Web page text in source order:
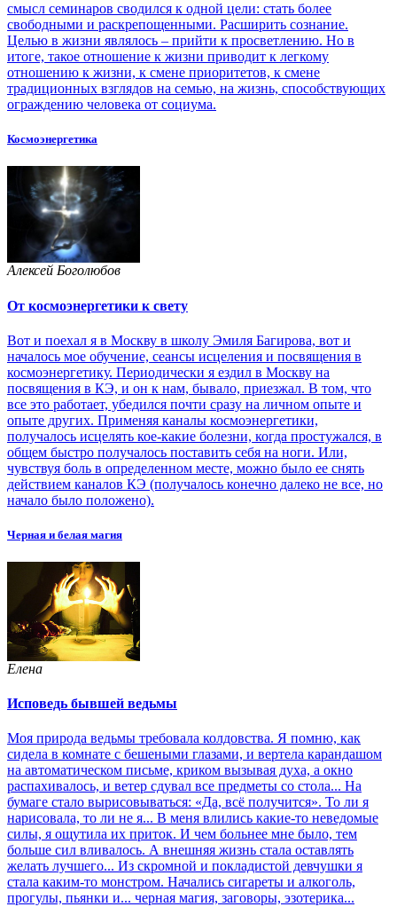
смысл семинаров сводился к одной цели: стать более
свободными и раскрепощенными. Расширить сознание.
Целью в жизни являлось – прийти к просветлению. Но в
итоге, такое отношение к жизни приводит к легкому
отношению к жизни, к смене приоритетов, к смене
традиционных взглядов на семью, на жизнь, способствующих
ограждению человека от социума.
Космоэнергетика
Алексей Боголюбов
От космоэнергетики к свету
Вот и поехал я в Москву в школу Эмиля Багирова, вот и
началось мое обучение, сеансы исцеления и посвящения в
космоэнергетику. Периодически я ездил в Москву на
посвящения в КЭ, и он к нам, бывало, приезжал. В том, что
все это работает, убедился почти сразу на личном опыте и
опыте других. Применяя каналы космоэнергетики,
получалось исцелять кое-какие болезни, когда простужался, в
общем быстро получалось поставить себя на ноги. Или,
чувствуя боль в определенном месте, можно было ее снять
действием каналов КЭ (получалось конечно далеко не все, но
начало было положено).
Черная и белая магия
Елена
Исповедь бывшей ведьмы
Моя природа ведьмы требовала колдовства. Я помню, как
сидела в комнате с бешеными глазами, и вертела карандашом
на автоматическом письме, криком вызывая духа, а окно
распахивалось, и ветер сдувал все предметы со стола... На
бумаге стало вырисовываться: «Да, всё получится». То ли я
нарисовала, то ли не я... В меня влились какие-то неведомые
силы, я ощутила их приток. И чем больнее мне было, тем
больше сил вливалось. А внешняя жизнь стала оставлять
желать лучшего... Из скромной и покладистой девчушки я
стала каким-то монстром. Начались сигареты и алкоголь,
прогулы, пьянки и... черная магия, заговоры, эзотерика...